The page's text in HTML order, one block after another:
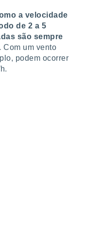
a velocidade
de 2 a 5
são sempre
. Com um vento
podem ocorrer